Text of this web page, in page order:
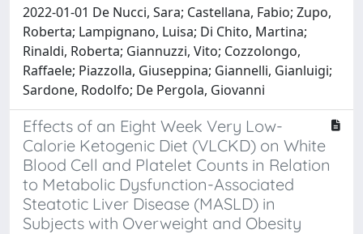
2022-01-01 De Nucci, Sara; Castellana, Fabio; Zupo,
Roberta; Lampignano, Luisa; Di Chito, Martina;
Rinaldi, Roberta; Giannuzzi, Vito; Cozzolongo,
Raffaele; Piazzolla, Giuseppina; Giannelli, Gianluigi;
Sardone, Rodolfo; De Pergola, Giovanni
Effects of an Eight Week Very Low-
Calorie Ketogenic Diet (VLCKD) on White
Blood Cell and Platelet Counts in Relation
to Metabolic Dysfunction-Associated
Steatotic Liver Disease (MASLD) in
Subjects with Overweight and Obesity